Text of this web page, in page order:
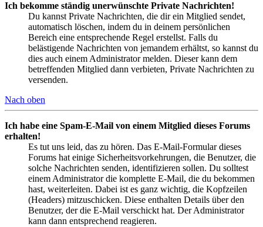
Ich bekomme ständig unerwünschte Private Nachrichten!
Du kannst Private Nachrichten, die dir ein Mitglied sendet,
automatisch löschen, indem du in deinem persönlichen
Bereich eine entsprechende Regel erstellst. Falls du
belästigende Nachrichten von jemandem erhältst, so kannst du
dies auch einem Administrator melden. Dieser kann dem
betreffenden Mitglied dann verbieten, Private Nachrichten zu
versenden.
Nach oben
Ich habe eine Spam-E-Mail von einem Mitglied dieses Forums
erhalten!
Es tut uns leid, das zu hören. Das E-Mail-Formular dieses
Forums hat einige Sicherheitsvorkehrungen, die Benutzer, die
solche Nachrichten senden, identifizieren sollen. Du solltest
einem Administrator die komplette E-Mail, die du bekommen
hast, weiterleiten. Dabei ist es ganz wichtig, die Kopfzeilen
(Headers) mitzuschicken. Diese enthalten Details über den
Benutzer, der die E-Mail verschickt hat. Der Administrator
kann dann entsprechend reagieren.